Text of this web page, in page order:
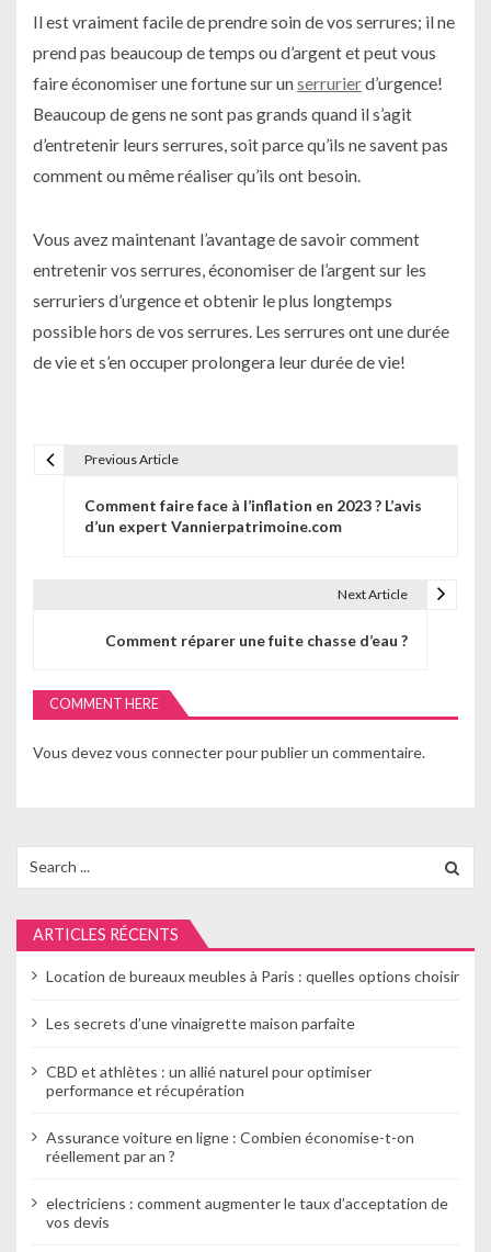
Il est vraiment facile de prendre soin de vos serrures; il ne
prend pas beaucoup de temps ou d’argent et peut vous
faire économiser une fortune sur unserrurierd’urgence!
Beaucoup de gens ne sont pas grands quand il s’agit
d’entretenir leurs serrures, soit parce qu’ils ne savent pas
comment ou même réaliser qu’ils ont besoin.
Vous avez maintenant l’avantage de savoir comment
entretenir vos serrures, économiser de l’argent sur les
serruriers d’urgence et obtenir le plus longtemps
possible hors de vos serrures. Les serrures ont une durée
de vie et s’en occuper prolongera leur durée de vie!
t
i
d
e
l
a
r
i
c
Previous Article
Comment faire face à l’inflation en 2023 ? L’avis
d’un expert Vannierpatrimoine.com
Next Article
Comment réparer une fuite chasse d’eau ?
COMMENT HERE
Vous devezvous connecterpour publier un commentaire.
for:
ARTICLES RÉCENTS
Location de bureaux meubles à Paris : quelles options choisir
Les secrets d’une vinaigrette maison parfaite
CBD et athlètes : un allié naturel pour optimiser
performance et récupération
Assurance voiture en ligne : Combien économise-t-on
réellement par an ?
electriciens : comment augmenter le taux d’acceptation de
vos devis